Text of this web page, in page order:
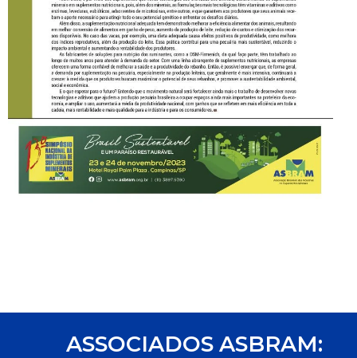
ASSOCIADOS ASBRAM: